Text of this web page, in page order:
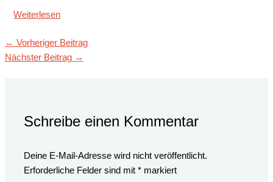
Weiterlesen
← Vorheriger Beitrag
Nächster Beitrag →
Schreibe einen Kommentar
Deine E-Mail-Adresse wird nicht veröffentlicht.
Erforderliche Felder sind mit* markiert